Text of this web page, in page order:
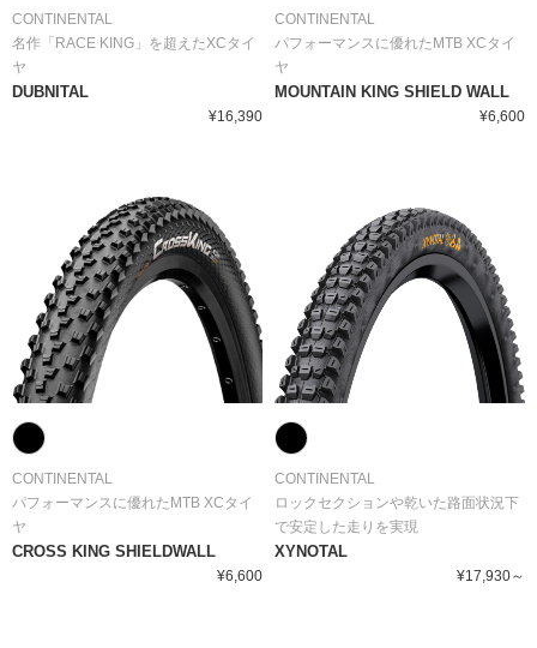
CONTINENTAL
名作「RACE KING」を超えたXCタイ
ヤ
DUBNITAL
¥16,390
CONTINENTAL
パフォーマンスに優れたMTB XCタイ
ヤ
MOUNTAIN KING SHIELD WALL
¥6,600
CONTINENTAL
パフォーマンスに優れたMTB XCタイ
ヤ
CROSS KING SHIELDWALL
¥6,600
CONTINENTAL
ロックセクションや乾いた路面状況下
で安定した走りを実現
XYNOTAL
¥17,930～